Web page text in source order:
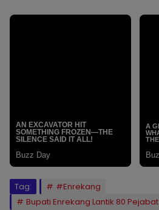
Tag:
#Enrekang
Bupati Enrekang Lantik 80 Pejabat